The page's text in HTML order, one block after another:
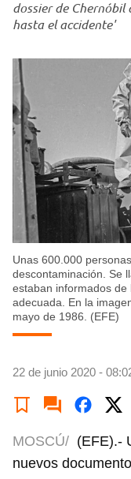
dossier de Chernóbil
hasta el accidente'
Unas 600.000
descontaminación. Se
estaban informados de
adecuada. En la
mayo de 1986. (EFE)
22 de junio 2020 -
MOSCÚ/ (EFE).-
nuevos